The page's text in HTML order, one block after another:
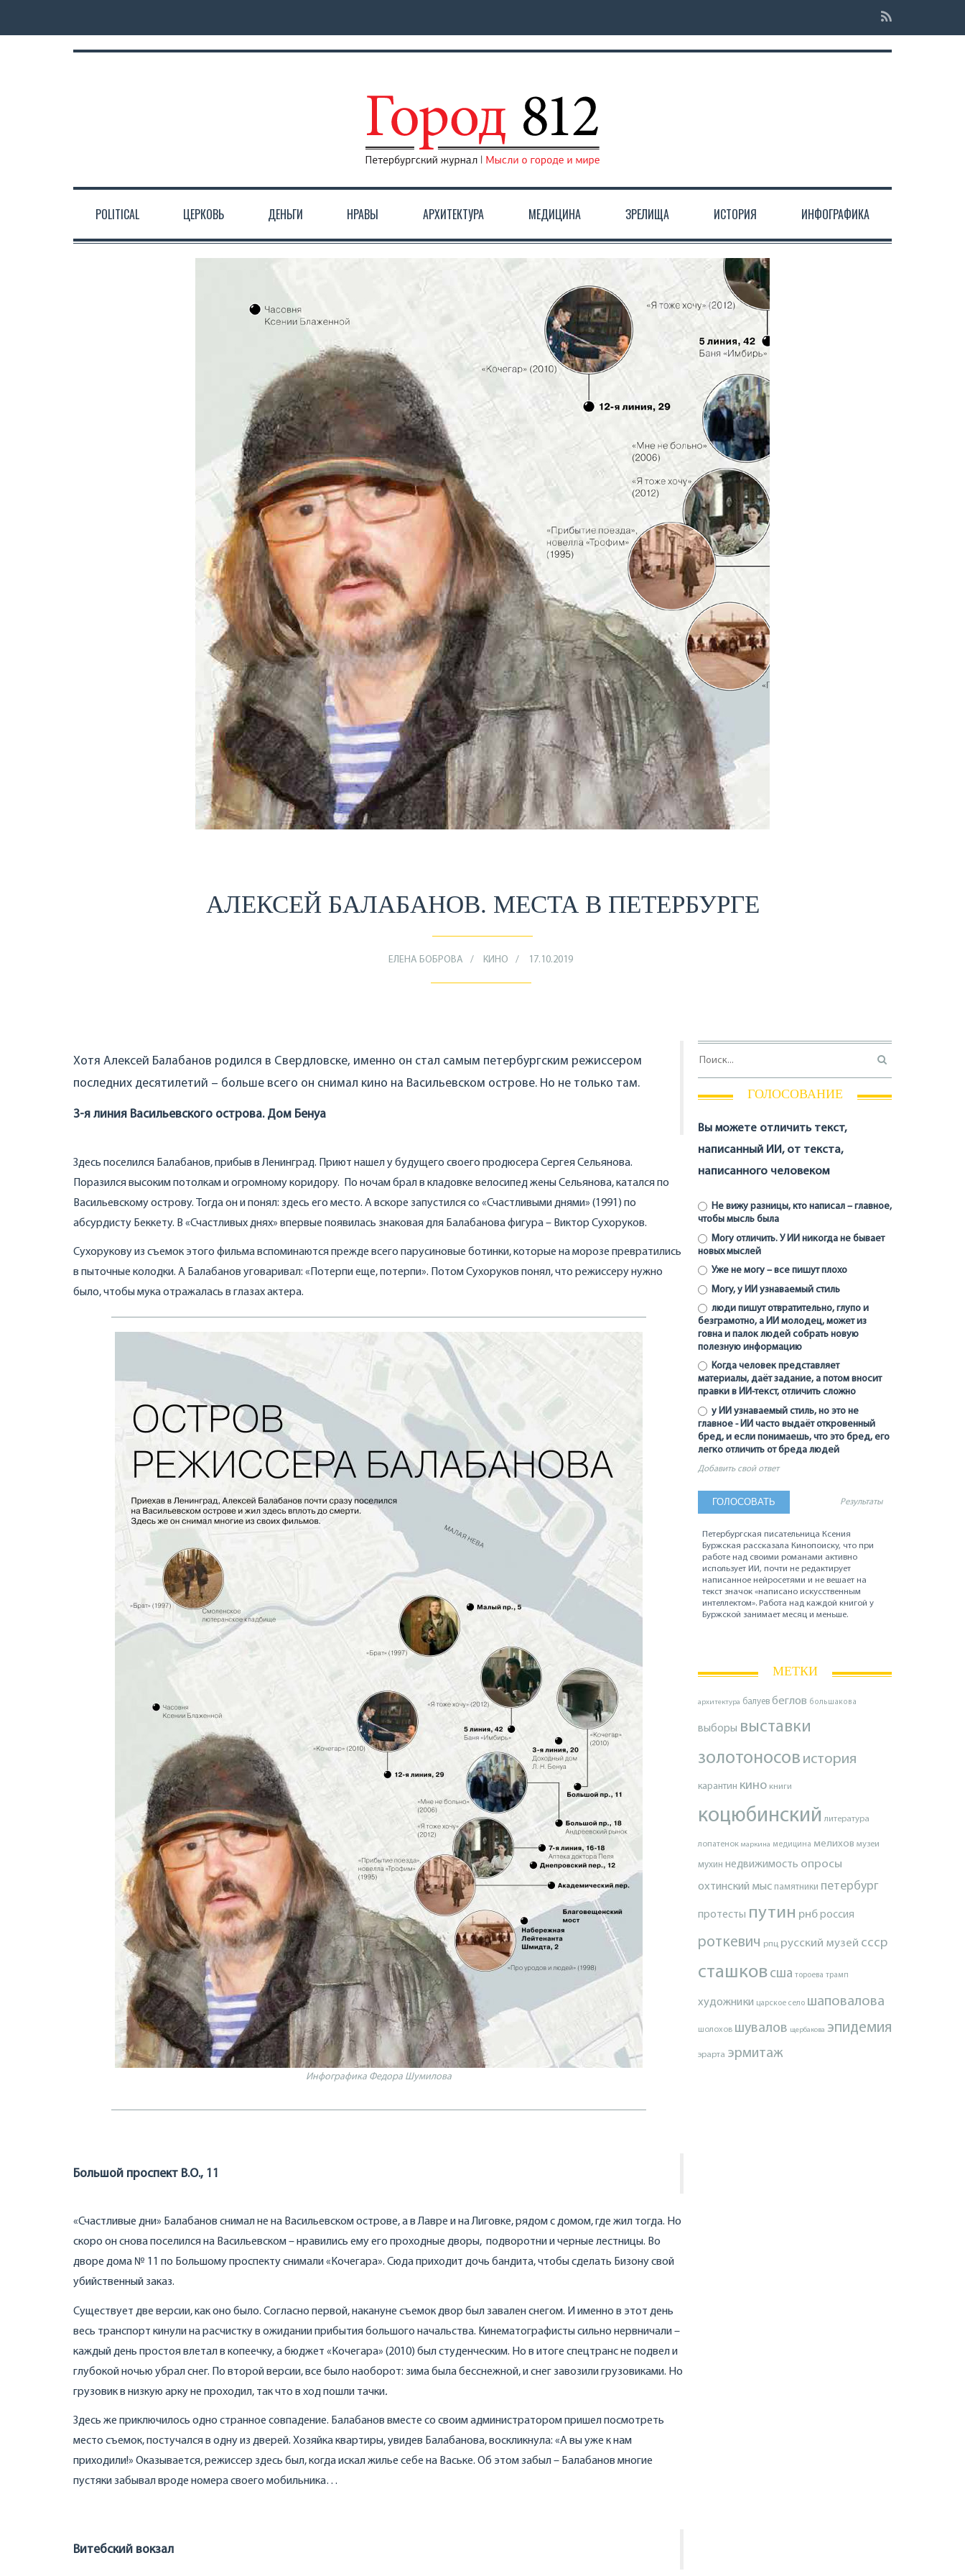
POLITICAL ЦЕРКОВЬ ДЕНЬГИ НРАВЫ АРХИТЕКТУРА МЕДИЦИНА ЗРЕЛИЩА ИСТОРИЯ ИНФОГРАФИКА
АЛЕКСЕЙ БАЛАБАНОВ. МЕСТА В ПЕТЕРБУРГЕ
ЕЛЕНА БОБРОВА КИНО 17.10.2019
Хотя Алексей Балабанов родился в Свердловске, именно он стал самым петербургским режиссером
последних десятилетий – больше всего он снимал кино на Васильевском острове. Но не только там.
3-я линия Васильевского острова. Дом Бенуа
Здесь поселился Балабанов, прибыв в Ленинград. Приют нашел у будущего своего продюсера Сергея Сельянова.
Поразился высоким потолкам и огромному коридору. По ночам брал в кладовке велосипед жены Сельянова, катался по
Васильевскому острову. Тогда он и понял: здесь его место. А вскоре запустился со «Счастливыми днями» (1991) по
абсурдисту Беккету. В «Счастливых днях» впервые появилась знаковая для Балабанова фигура – Виктор Сухоруков.
Сухорукову из съемок этого фильма вспоминаются прежде всего парусиновые ботинки, которые на морозе превратились
в пыточные колодки. А Балабанов уговаривал: «Потерпи еще, потерпи». Потом Сухоруков понял, что режиссеру нужно
было, чтобы мука отражалась в глазах актера.
Инфографика Федора Шумилова
Большой проспект В.О., 11
«Счастливые дни» Балабанов снимал не на Васильевском острове, а в Лавре и на Лиговке, рядом с домом, где жил тогда. Но
скоро он снова поселился на Васильевском – нравились ему его проходные дворы, подворотни и черные лестницы. Во
дворе дома № 11 по Большому проспекту снимали «Кочегара». Сюда приходит дочь бандита, чтобы сделать Бизону свой
убийственный заказ.
Существует две версии, как оно было. Согласно первой, накануне съемок двор был завален снегом. И именно в этот день
весь транспорт кинули на расчистку в ожидании прибытия большого начальства. Кинематографисты сильно нервничали –
каждый день простоя влетал в копеечку, а бюджет «Кочегара» (2010) был студенческим. Но в итоге спецтранс не подвел и
глубокой ночью убрал снег. По второй версии, все было наоборот: зима была бесснежной, и снег завозили грузовиками. Но
грузовик в низкую арку не проходил, так что в ход пошли тачки.
Здесь же приключилось одно странное совпадение. Балабанов вместе со своим администратором пришел посмотреть
место съемок, постучался в одну из дверей. Хозяйка квартиры, увидев Балабанова, воскликнула: «А вы уже к нам
приходили!» Оказывается, режиссер здесь был, когда искал жилье себе на Ваське. Об этом забыл – Балабанов многие
пустяки забывал вроде номера своего мобильника…
Витебский вокзал
ГОЛОСОВАНИЕ
Вы можете отличить текст,
написанный ИИ, от текста,
написанного человеком
Не вижу разницы, кто написал – главное,
чтобы мысль была
Могу отличить. У ИИ никогда не бывает
новых мыслей
Уже не могу – все пишут плохо
Могу, у ИИ узнаваемый стиль
люди пишут отвратительно, глупо и
безграмотно, а ИИ молодец, может из
говна и палок людей собрать новую
полезную информацию
Когда человек представляет
материалы, даёт задание, а потом вносит
правки в ИИ-текст, отличить сложно
у ИИ узнаваемый стиль, но это не
главное - ИИ часто выдаёт откровенный
бред, и если понимаешь, что это бред, его
легко отличить от бреда людей
Добавить свой ответ
Результаты
Петербургская писательница Ксения
Буржская рассказала Кинопоиску, что при
работе над своими романами активно
использует ИИ, почти не редактирует
написанное нейросетями и не вешает на
текст значок «написано искусственным
интеллектом». Работа над каждой книгой у
Буржской занимает месяц и меньше.
МЕТКИ
архитектура балуев беглов большакова
выборы выставки
золотоносов история
карантин кино книги
коцюбинский литература
лопатенок маркина медицина мелихов музеи
мухин недвижимость опросы
охтинский мыс памятники петербург
протесты путин рнброссия
роткевич рпц русский музей ссср
сташков сша тороева трамп
художники царское село шаповалова
шолохов шувалов щербакова эпидемия
эрарта эрмитаж